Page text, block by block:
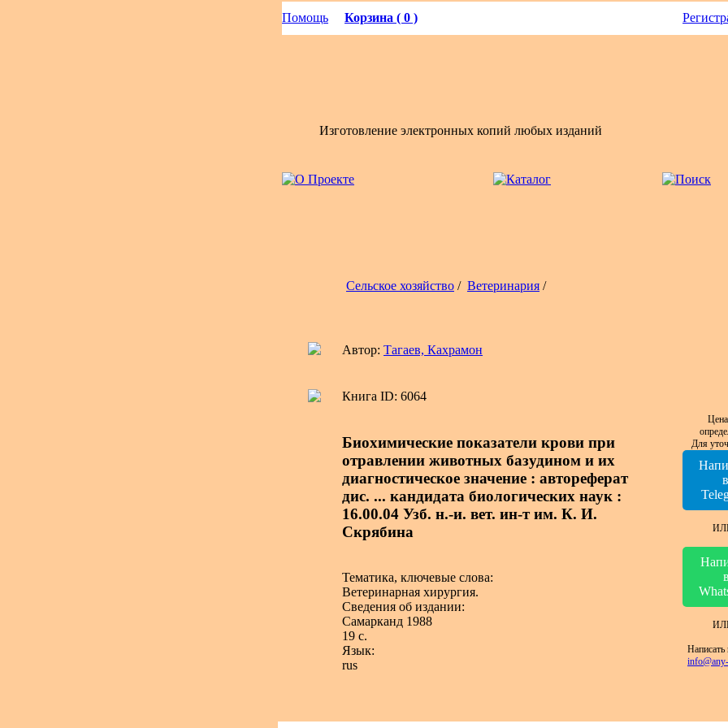
Помощь Корзина ( 0 )
Изготовление электронных копий любых изданий
Сельское хозяйство / Ветеринария /
Автор: Тагаев, Кахрамон
Книга ID: 6064
Биохимические показатели крови при
отравлении животных базудином и их
диагностическое значение : автореферат
дис. ... кандидата биологических наук :
16.00.04 Узб. н.-и. вет. ин-т им. К. И.
Скрябина
Тематика, ключевые слова:
Ветеринарная хирургия.
Сведения об издании:
Самарканд 1988
19 с.
Язык:
rus
Для
в
в
Написать